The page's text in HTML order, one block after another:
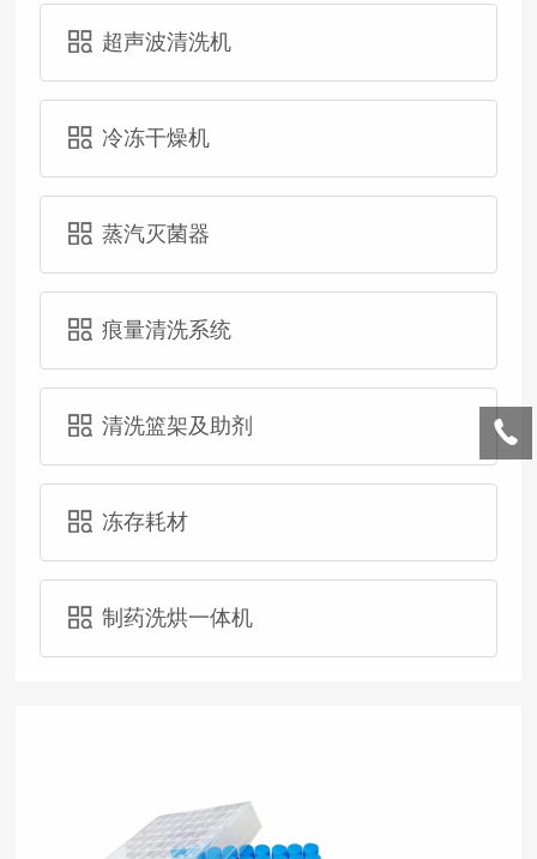
超声波清洗机
冷冻干燥机
蒸汽灭菌器
痕量清洗系统
清洗篮架及助剂
冻存耗材
制药洗烘一体机